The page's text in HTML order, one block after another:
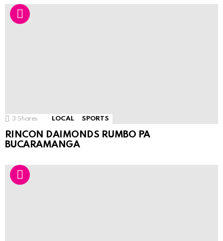
3 Shares LOCAL SPORTS
RINCON DAIMONDS RUMBO PA
BUCARAMANGA